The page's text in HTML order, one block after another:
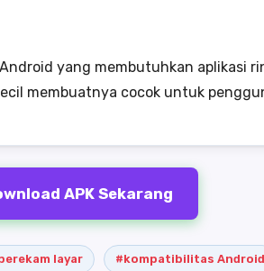
yang membutuhkan aplikasi
membuatnya cocok untuk
APK Sekarang
layar #kompatibilitas Android